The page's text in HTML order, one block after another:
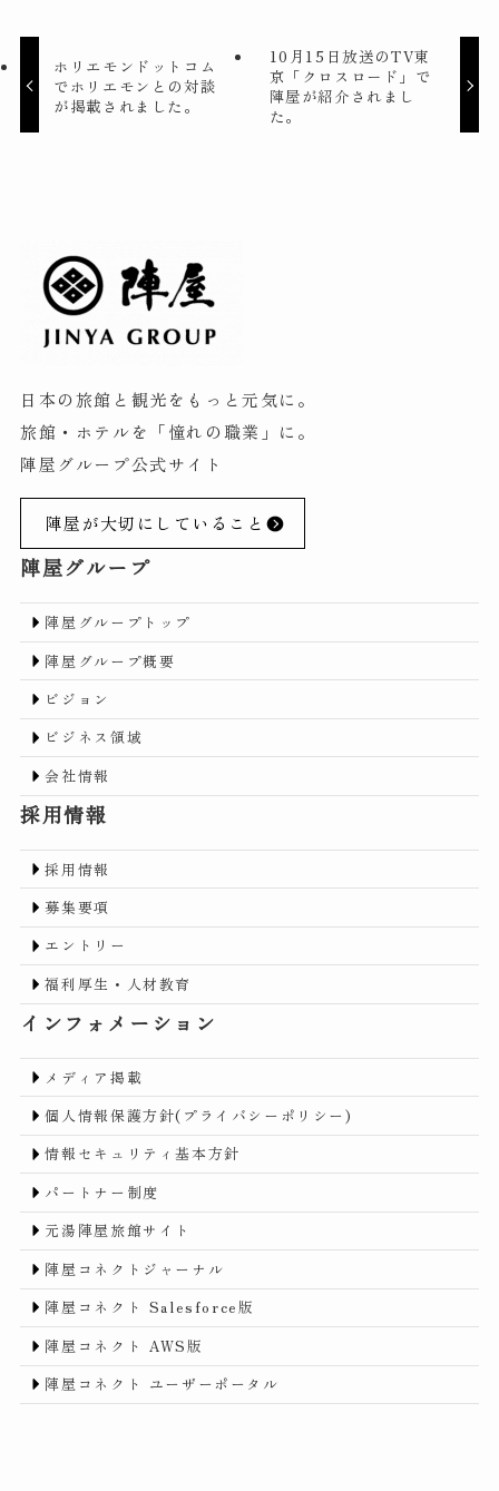
ホリエモンドットコム
でホリエモンとの対談
が掲載されました。
10月15日放送のTV東
京「クロスロード」で
陣屋が紹介されまし
た。
日本の旅館と観光をもっと元気に。
旅館・ホテルを「憧れの職業」に。
陣屋グループ公式サイト
陣屋が大切にしていること
陣屋グループ
陣屋グループトップ
陣屋グループ概要
ビジョン
ビジネス領域
会社情報
採用情報
採用情報
募集要項
エントリー
福利厚生・人材教育
インフォメーション
メディア掲載
個人情報保護方針(プライバシーポリシー)
情報セキュリティ基本方針
パートナー制度
元湯陣屋旅館サイト
陣屋コネクトジャーナル
陣屋コネクト Salesforce版
陣屋コネクト AWS版
陣屋コネクト ユーザーポータル